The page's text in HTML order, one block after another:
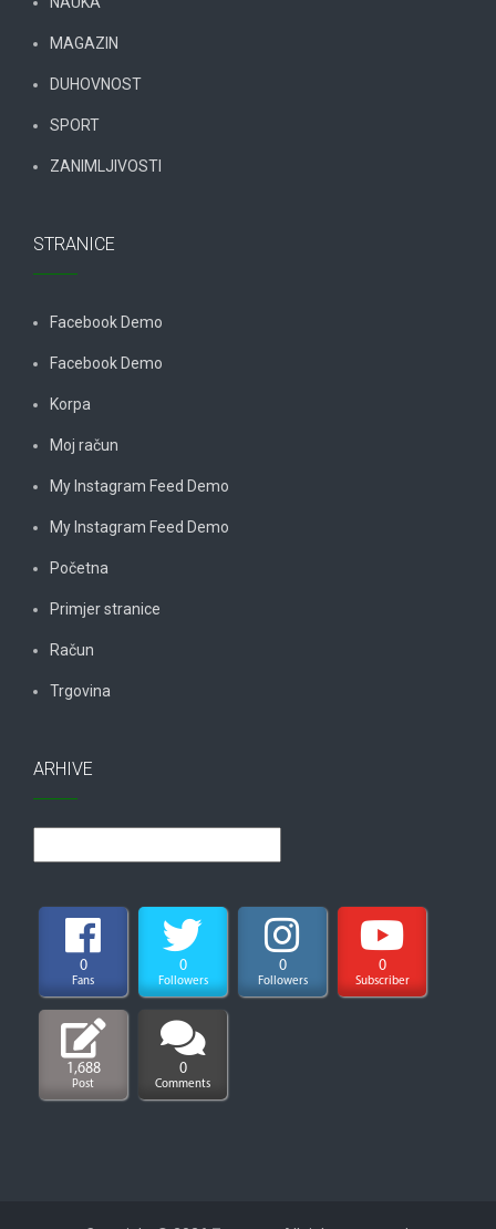
MAGAZIN
DUHOVNOST
SPORT
ZANIMLJIVOSTI
STRANICE
Facebook Demo
Facebook Demo
Korpa
Moj račun
My Instagram Feed Demo
My Instagram Feed Demo
Početna
Primjer stranice
Račun
Trgovina
ARHIVE
0
Fans
0
Followers
0
Followers
0
Subscriber
1,688
Post
0
Comments